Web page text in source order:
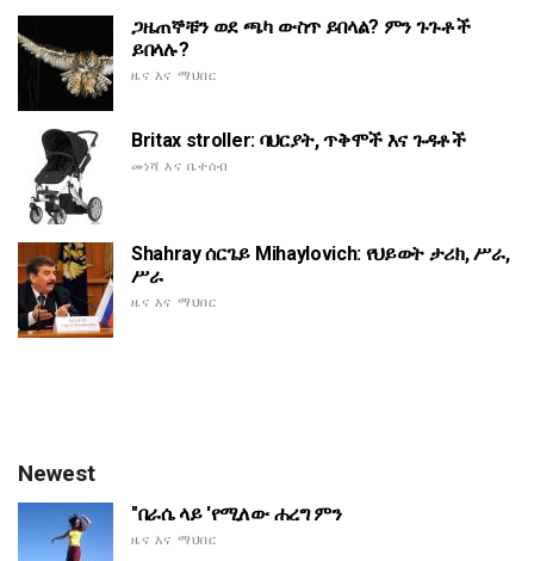
ጋዜጠኞቹን ወደ ጫካ ውስጥ ይበላል? ምን ጉጉቶች
ይበላሉ?
ዜና እና ማህበር
Britax stroller: ባህርያት, ጥቅሞች እና ጉዳቶች
መነሻ እና ቤተሰብ
Shahray ሰርጌይ Mihaylovich: የህይወት ታሪክ, ሥራ,
ሥራ
ዜና እና ማህበር
Newest
"በራሴ ላይ 'የሚለው ሐረግ ምን
ዜና እና ማህበር